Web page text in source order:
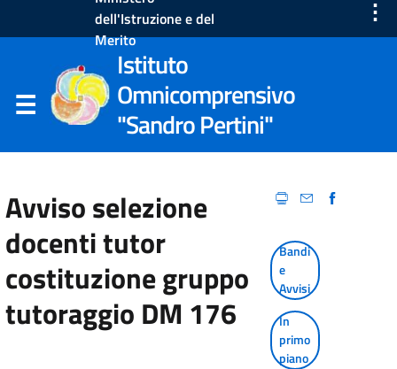
dell'Istruzione e del
Merito
⋮
Istituto
Omnicomprensivo
"Sandro Pertini"
Avviso selezione
docenti tutor
costituzione gruppo
tutoraggio DM 176
Bandi
e
Avvisi
In
primo
piano